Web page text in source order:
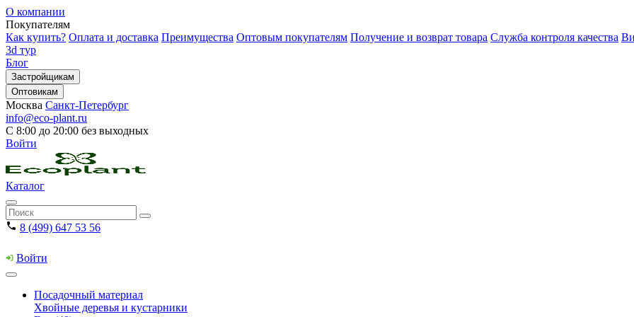
О компании
Покупателям
Как купить? Оплата и доставка Преимущества Оптовым покупателям Получение и возврат товара Служба контроля качества
3d тур
Блог
Застройщикам
Оптовикам
Москва Санкт-Петербург
info@eco-plant.ru
С 8:00 до 20:00 без выходных
Войти
Каталог
8 (499) 647 53 56
Войти
Посадочный материал
Хвойные деревья и кустарники